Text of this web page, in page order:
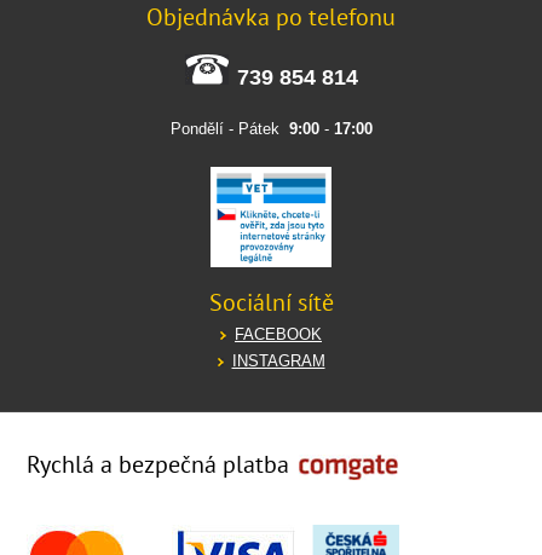
Objednávka po telefonu
739 854 814
Pondělí - Pátek 9:00- 17:00
Sociální sítě
FACEBOOK
INSTAGRAM
Rychlá a bezpečná platba